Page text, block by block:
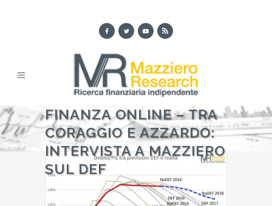
FINANZA ONLINE – TRA
CORAGGIO E AZZARDO:
INTERVISTA A MAZZIERO
SUL DEF